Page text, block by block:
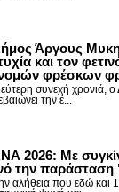
Άργους
και τον
φρέσκων
συνεχή
την έ...
2026: Με
την παράσταση
αλήθεια που εδώ και